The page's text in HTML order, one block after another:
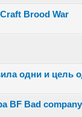
Brood War
одни и цель
BF Bad